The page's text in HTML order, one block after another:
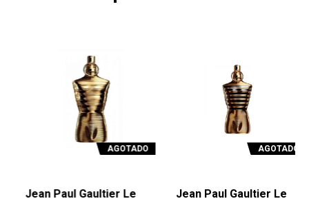
AGOTADO
Jean Paul Gaultier Le
AGOTADO
Jean Paul Gaultier Le